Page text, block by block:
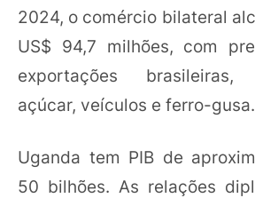
2024, o comércio bilateral
US$ 94,7 milhões, com
exportações brasileiras,
açúcar, veículos e ferro-gusa.
Uganda tem PIB de
50 bilhões. As relações